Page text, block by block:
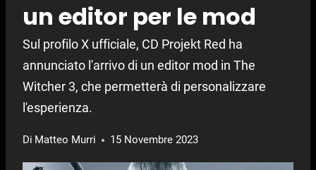
un editor per le mod
Sul profilo X ufficiale, CD Projekt Red ha
annunciato l'arrivo di un editor mod in The
Witcher 3, che permetterà di personalizzare
l'esperienza.
Di Matteo Murri 15 Novembre 2023